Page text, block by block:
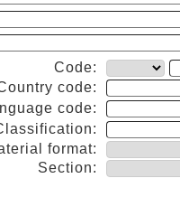
Code:
code:
code:
format:
Section: